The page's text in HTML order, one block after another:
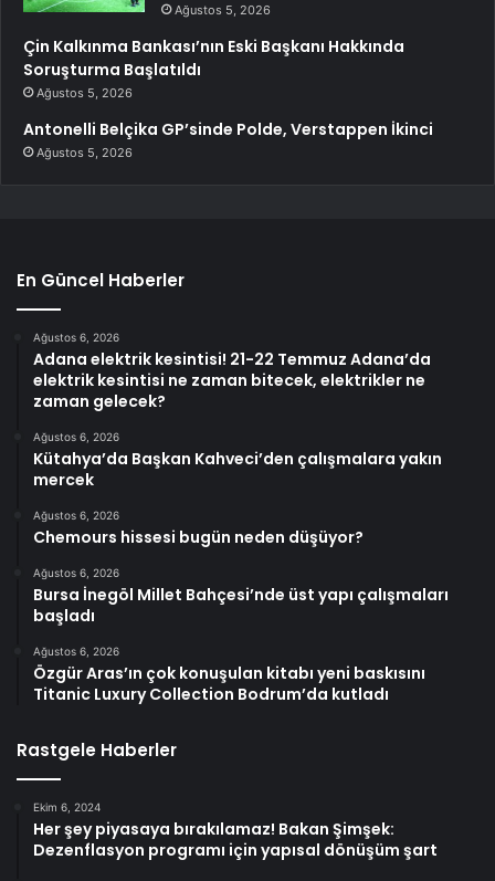
Ağustos 5, 2026
Çin Kalkınma Bankası’nın Eski Başkanı Hakkında
Soruşturma Başlatıldı
Ağustos 5, 2026
Antonelli Belçika GP’sinde Polde, Verstappen İkinci
Ağustos 5, 2026
En Güncel Haberler
Ağustos 6, 2026
Adana elektrik kesintisi! 21-22 Temmuz Adana’da
elektrik kesintisi ne zaman bitecek, elektrikler ne
zaman gelecek?
Ağustos 6, 2026
Kütahya’da Başkan Kahveci’den çalışmalara yakın
mercek
Ağustos 6, 2026
Chemours hissesi bugün neden düşüyor?
Ağustos 6, 2026
Bursa İnegöl Millet Bahçesi’nde üst yapı çalışmaları
başladı
Ağustos 6, 2026
Özgür Aras’ın çok konuşulan kitabı yeni baskısını
Titanic Luxury Collection Bodrum’da kutladı
Rastgele Haberler
Ekim 6, 2024
Her şey piyasaya bırakılamaz! Bakan Şimşek:
Dezenflasyon programı için yapısal dönüşüm şart